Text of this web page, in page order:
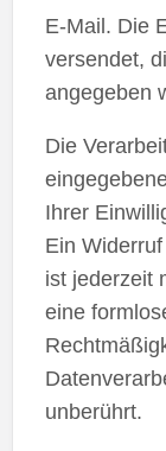
E-Mail. Die
versendet,
angegeben
Die
Ihrer
Ein
ist jederzeit
eine
unberührt.